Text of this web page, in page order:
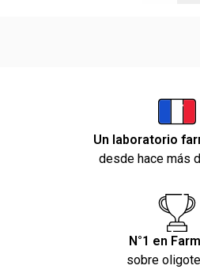
Un laboratorio
desde hace más
N°1 en
sobre